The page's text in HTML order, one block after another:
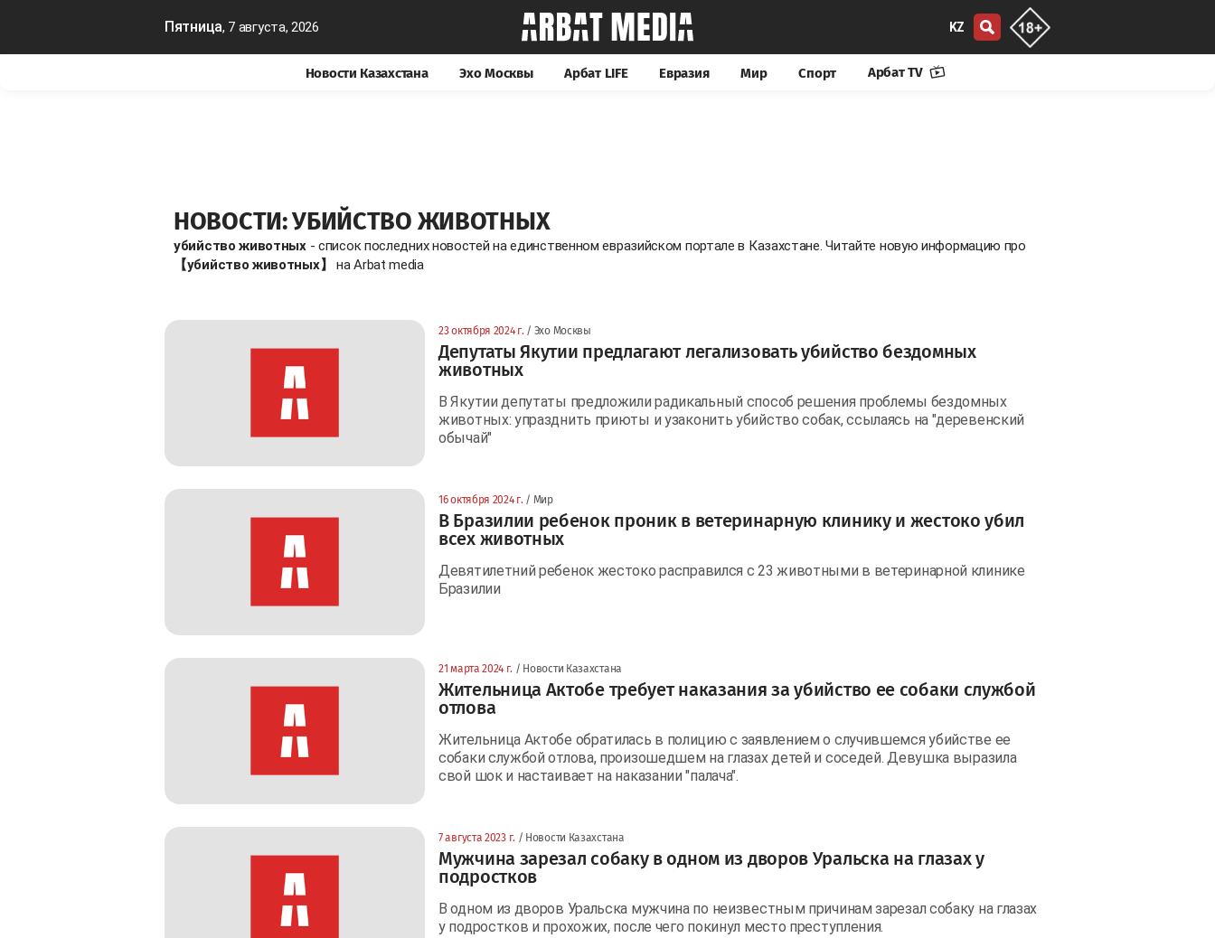
Пятница, 7 августа, 2026 KZ
Новости Казахстана Эхо Москвы Арбат LIFE Евразия Мир Спорт Арбат TV
НОВОСТИ: УБИЙСТВО ЖИВОТНЫХ
убийство животных- список последних новостей на единственном евразийском портале в Казахстане. Читайте новую информацию про
【убийство животных】
на Arbat media
23 октября 2024 г. / Эхо Москвы
Депутаты Якутии предлагают легализовать убийство бездомных
животных
В Якутии депутаты предложили радикальный способ решения проблемы бездомных
животных: упразднить приюты и узаконить убийство собак, ссылаясь на "деревенский
обычай"
16 октября 2024 г. / Мир
В Бразилии ребенок проник в ветеринарную клинику и жестоко убил
всех животных
Девятилетний ребенок жестоко расправился с 23 животными в ветеринарной клинике
Бразилии
21 марта 2024 г. / Новости Казахстана
Жительница Актобе требует наказания за убийство ее собаки службой
отлова
Жительница Актобе обратилась в полицию с заявлением о случившемся убийстве ее
собаки службой отлова, произошедшем на глазах детей и соседей. Девушка выразила
свой шок и настаивает на наказании "палача".
7 августа 2023 г. / Новости Казахстана
Мужчина зарезал собаку в одном из дворов Уральска на глазах у
подростков
В одном из дворов Уральска мужчина по неизвестным причинам зарезал собаку на глазах
у подростков и прохожих, после чего покинул место преступления.